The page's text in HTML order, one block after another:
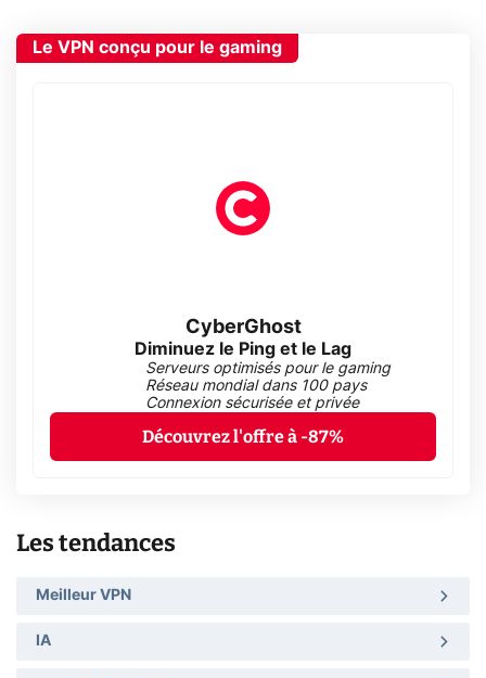
Le VPN conçu pour le gaming
CyberGhost
Diminuez le Ping et le Lag
Serveurs optimisés pour le gaming
Réseau mondial dans 100 pays
Connexion sécurisée et privée
Découvrez l'offre à -87%
Les tendances
Meilleur VPN
IA